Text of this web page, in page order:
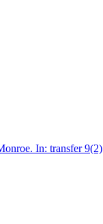
In: transfer 9(2)